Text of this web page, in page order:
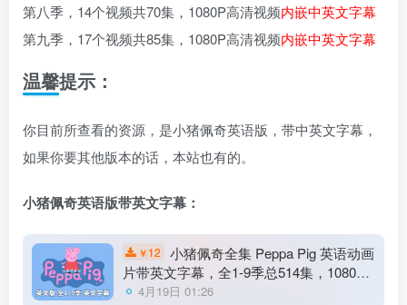
第八季，14个视频共70集，1080P高清视频内嵌中英文字幕
第九季，17个视频共85集，1080P高清视频内嵌中英文字幕
温馨提示：
你目前所查看的资源，是小猪佩奇英语版，带中英文字幕，
如果你要其他版本的话，本站也有的。
小猪佩奇英语版带英文字幕：
￥ 12 小猪佩奇全集 Peppa Pig 英语动画
片带英文字幕，全1-9季总514集，1080P
高清视频，百度云网盘下载！
4月19日 01:26